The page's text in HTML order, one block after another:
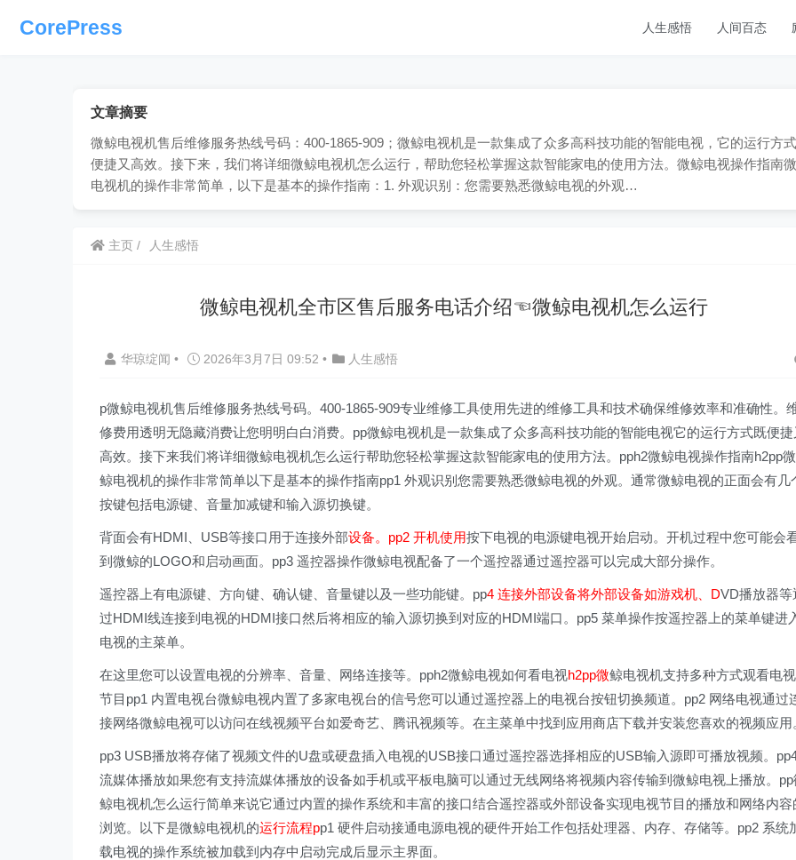
CorePress 人生感悟 人间百态
文章摘要
微鲸电视机售后维修服务热线号码：400-1865-909；微鲸电视机是一款集成了众多高科技功能的智能电视，它的运行方
便捷又高效。接下来，我们将详细微鲸电视机怎么运行，帮助您轻松掌握这款智能家电的使用方法。微鲸电视操作指南
电视机的操作非常简单，以下是基本的操作指南：1. 外观识别：您需要熟悉微鲸电视的外观…
主页 人生感悟
微鲸电视机全市区售后服务电话介绍☜微鲸电视机怎么运行
华琼绽闻 • 2026年3月7日 09:52 • 人生感悟
p微鲸电视机售后维修服务热线号码。400-1865-909专业维修工具使用先进的维修工具和技术确保维修效率和准确性。
修费用透明无隐藏消费让您明明白白消费。pp微鲸电视机是一款集成了众多高科技功能的智能电视它的运行方式既便捷
高效。接下来我们将详细微鲸电视机怎么运行帮助您轻松掌握这款智能家电的使用方法。pph2微鲸电视操作指南h2pp微
鲸电视机的操作非常简单以下是基本的操作指南pp1 外观识别您需要熟悉微鲸电视的外观。通常微鲸电视的正面会有几
按键包括电源键、音量加减键和输入源切换键。
背面会有HDMI、USB等接口用于连接外部设备。pp2 开机使用按下电视的电源键电视开始启动。开机过程中您可能会
到微鲸的LOGO和启动画面。pp3 遥控器操作微鲸电视配备了一个遥控器通过遥控器可以完成大部分操作。
遥控器上有电源键、方向键、确认键、音量键以及一些功能键。pp4 连接外部设备将外部设备如游戏机、DVD播放器等
过HDMI线连接到电视的HDMI接口然后将相应的输入源切换到对应的HDMI端口。pp5 菜单操作按遥控器上的菜单键进
电视的主菜单。
在这里您可以设置电视的分辨率、音量、网络连接等。pph2微鲸电视如何看电视h2pp微鲸电视机支持多种方式观看电视
节目pp1 内置电视台微鲸电视内置了多家电视台的信号您可以通过遥控器上的电视台按钮切换频道。pp2 网络电视通过
接网络微鲸电视可以访问在线视频平台如爱奇艺、腾讯视频等。在主菜单中找到应用商店下载并安装您喜欢的视频应用
pp3 USB播放将存储了视频文件的U盘或硬盘插入电视的USB接口通过遥控器选择相应的USB输入源即可播放视频。
流媒体播放如果您有支持流媒体播放的设备如手机或平板电脑可以通过无线网络将视频内容传输到微鲸电视上播放。pp
鲸电视机怎么运行简单来说它通过内置的操作系统和丰富的接口结合遥控器或外部设备实现电视节目的播放和网络内容
浏览。以下是微鲸电视机的运行流程pp1 硬件启动接通电源电视的硬件开始工作包括处理器、内存、存储等。pp2 系统
载电视的操作系统被加载到内存中启动完成后显示主界面。